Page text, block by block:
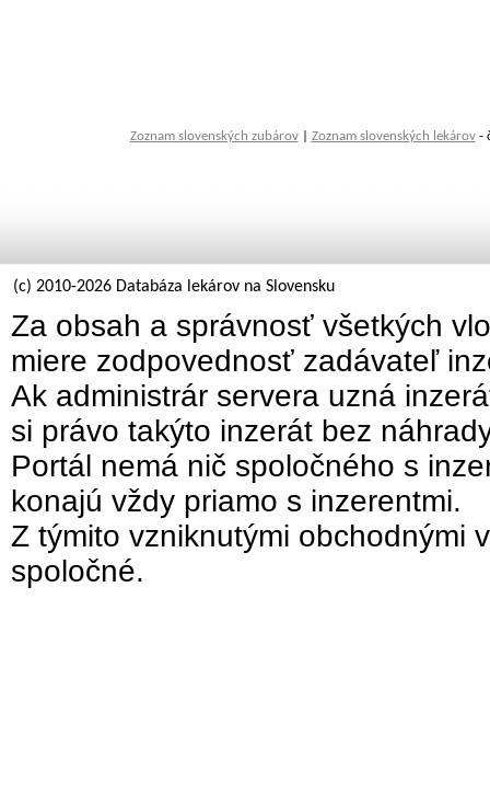
Zoznam slovenských zubárov| Zoznam slovenských lekárov-
(c) 2010-2026 Databáza lekárov na Slovensku
Za obsah a správnosť všetkých
miere zodpovednosť zadávateľ
Ak administrár servera uzná
si právo takýto inzerát bez
Portál nemá nič spoločného s
konajú vždy priamo s inzerentmi.
Z týmito vzniknutými obchodnými
spoločné.